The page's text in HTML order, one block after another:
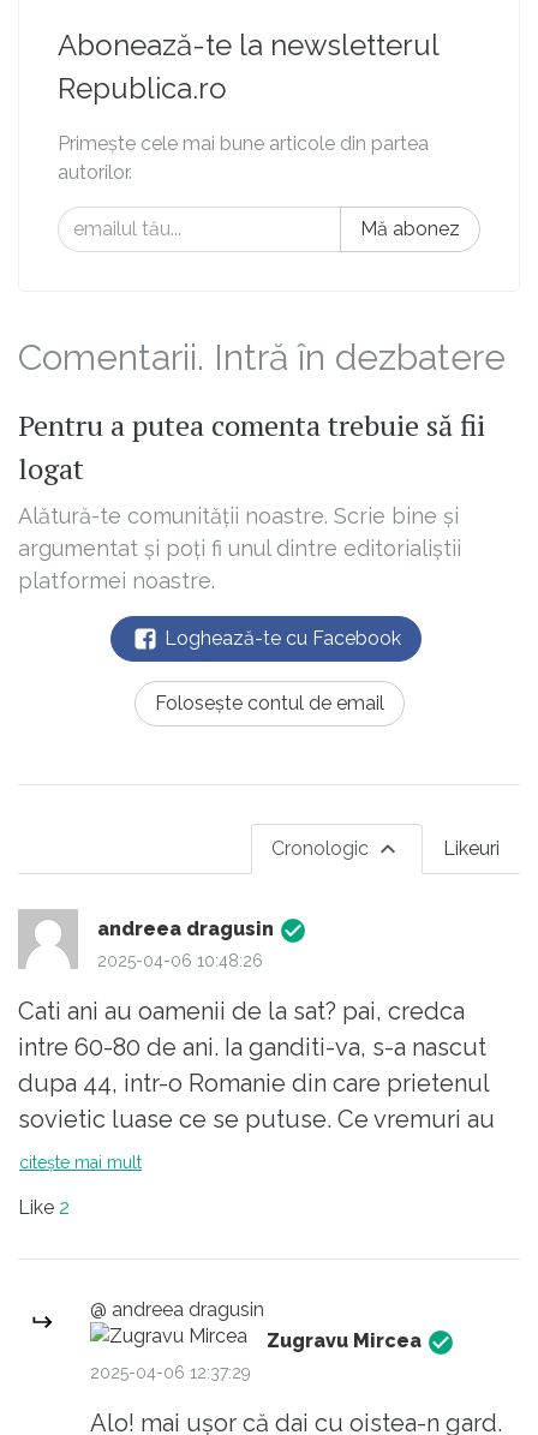
Abonează-te la newsletterul
Republica.ro
Primește cele mai bune articole din partea
autorilor.
Mă abonez
Comentarii. Intră în dezbatere
Pentru a putea comenta trebuie să fii
logat
Alătură-te comunității noastre. Scrie bine și
argumentat și poți fi unul dintre editorialiștii
platformei noastre.
Loghează-te cu Facebook
Folosește contul de email
Likeuri
Cronologic
andreea dragusin
2025-04-06 10:48:26
Cati ani au oamenii de la sat? pai, credca
intre 60-80 de ani. Ia ganditi-va, s-a nascut
dupa 44, intr-o Romanie din care prietenul
sovietic luase ce se putuse. Ce vremuri au
trait ei? Pai, alea cu Petru Groza, Ana Pauker,
comunismului se fura... Ce sistem de valori
au acesti oameni? Nu au invatat de la nimeni
sa isi foloseaca mintea, chiar daca ar avea-o.
La nivelul lor mental (si nu zic educational)
racnetele unor mitocance ca Ana Maria
citește mai mult
Like 2
@ andreea dragusin
Zugravu Mircea
2025-04-06 12:37:29
Alo! mai ușor că dai cu oistea-n gard.